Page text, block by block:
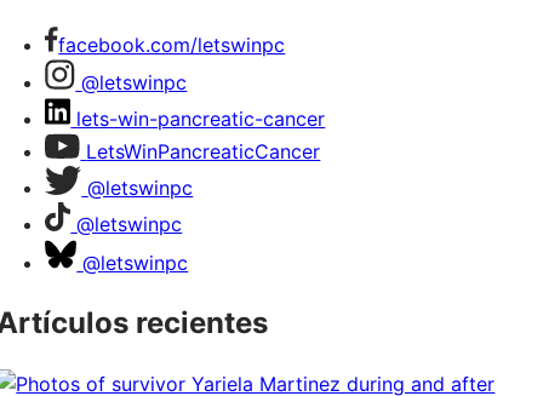
facebook.com/letswinpc
@letswinpc
lets-win-pancreatic-cancer
LetsWinPancreaticCancer
@letswinpc
@letswinpc
@letswinpc
recientes